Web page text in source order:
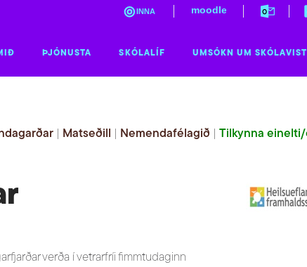
INNA moodle
ÞJÓNUSTA SKÓLALÍF UMSÓKN UM SKÓLAVIST
Matseðill Nemendafélagið Tilkynna
verða í vetrarfríi fimmtudaginn